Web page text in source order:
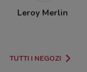
Leroy Merlin
TUTTI I NEGOZI